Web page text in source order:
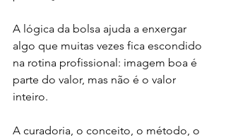
A lógica da bolsa ajuda a enxergar
algo que muitas vezes fica escondido
na rotina profissional: imagem boa é
parte do valor, mas não é o valor
inteiro.
A curadoria, o conceito, o método, o